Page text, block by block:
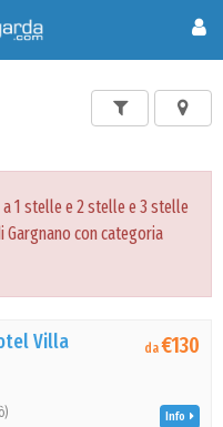
1 stelle e 2 stelle e 3 stelle
con categoria
Villa
da€130
Info